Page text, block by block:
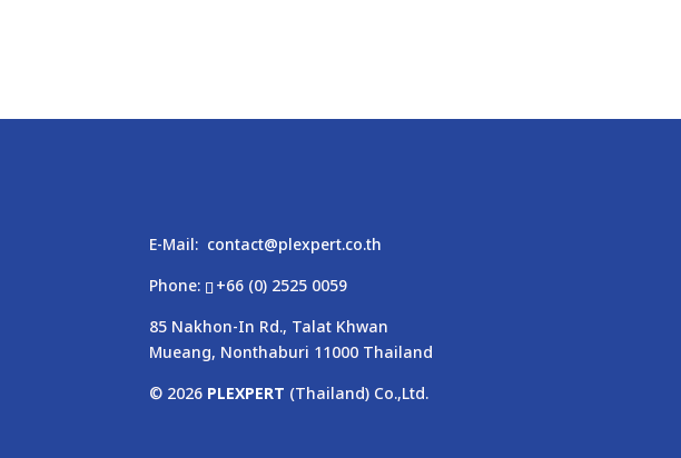
E-Mail: contact@plexpert.co.th
Phone:
+66 (0) 2525 0059
85 Nakhon-In Rd., Talat Khwan
Mueang, Nonthaburi 11000 Thailand
© 2026 PLEXPERT (Thailand) Co.,Ltd.